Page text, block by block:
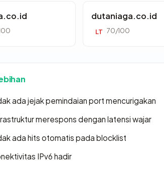
dutaniaga.co.id
LT 70/100
ada jejak pemindaian port mencurigakan
merespons dengan latensi wajar
ada hits otomatis pada blocklist
IPv6 hadir